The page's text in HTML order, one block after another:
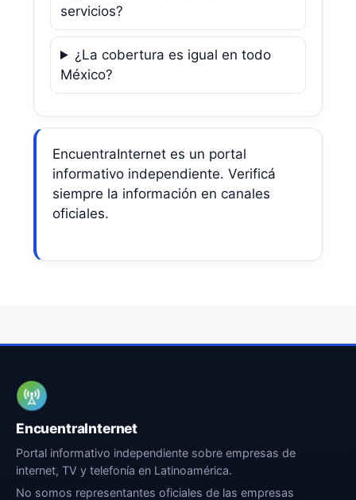
servicios?
¿La cobertura es igual en todo
México?
EncuentraInternet es un portal
informativo independiente. Verificá
siempre la información en canales
oficiales.
EncuentraInternet
Portal informativo independiente sobre empresas de
internet, TV y telefonía en Latinoamérica.
No somos representantes oficiales de las empresas